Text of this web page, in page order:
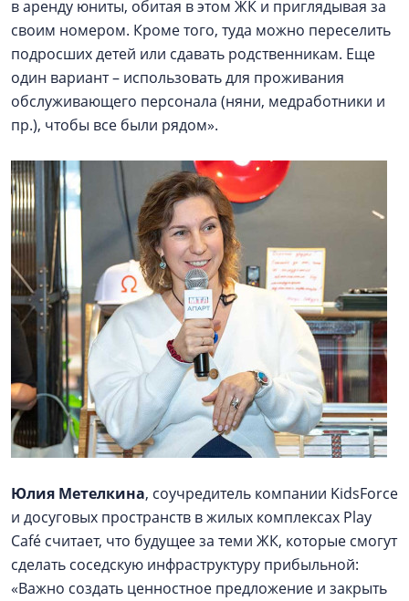
в аренду юниты, обитая в этом ЖК и приглядывая за
своим номером. Кроме того, туда можно переселить
подросших детей или сдавать родственникам. Еще
один вариант – использовать для проживания
обслуживающего персонала (няни, медработники и
пр.), чтобы все были рядом».
Юлия Метелкина, соучредитель компании KidsForce
и досуговых пространств в жилых комплексах Play
Café считает, что будущее за теми ЖК, которые смогут
сделать соседскую инфраструктуру прибыльной:
«Важно создать ценностное предложение и закрыть